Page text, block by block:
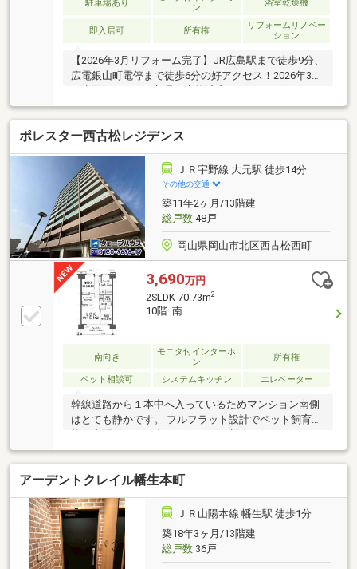
駐車場あり
ン
浴室乾燥機
即入居可 所有権
リフォームリノベー
ション
【2026年3月リフォーム完了】JR広島駅まで徒歩9分、
広電銀山町電停まで徒歩6分の好アクセス！2026年3月
スも張り替えており、新築気分で気持ち良くご入居い
ただけます♪幟町小学校・中学校近く！■平日・土日・
祝日問わず当日のご見学も可能です■住宅ローン相談
会も好評実施中 お客様それぞれに最適な資金プラン
をご提案致します■ご縁を大切に！全力でサポート致
します■株式会社富士不動産販売■フリーダイヤル
0120-32-2882（通話料無料）■電話（082）292-6633■
ご質問やご相談等、何なりとお申し付け下さい♪
ポレスター西古松レジデンス
ＪＲ宇野線 大元駅 徒歩14分
その他の交通
築11年2ヶ月/13階建
総戸数48戸
岡山県岡山市北区西古松西町
3,690万円
2SLDK 70.73m2
10階 南
南向き
モニタ付インターホ
ン
所有権
ペット相談可 システムキッチン エレベーター
幹線道路から１本中へ入っているためマンション南側
はとても静かです。 フルフラット設計でペット飼育可
１階ホールには、飾棚を備えた上質感漂うラウンジを
併設。 人・車・バイク・自転車の敷地内への動線を分
けた分車分離設計を採用しています。お子さん間やお
年寄りの方など歩行者の安全に配慮した設計です。
アーデントクレイル幡生本町
ＪＲ山陽本線 幡生駅 徒歩1分
築18年3ヶ月/13階建
総戸数36戸